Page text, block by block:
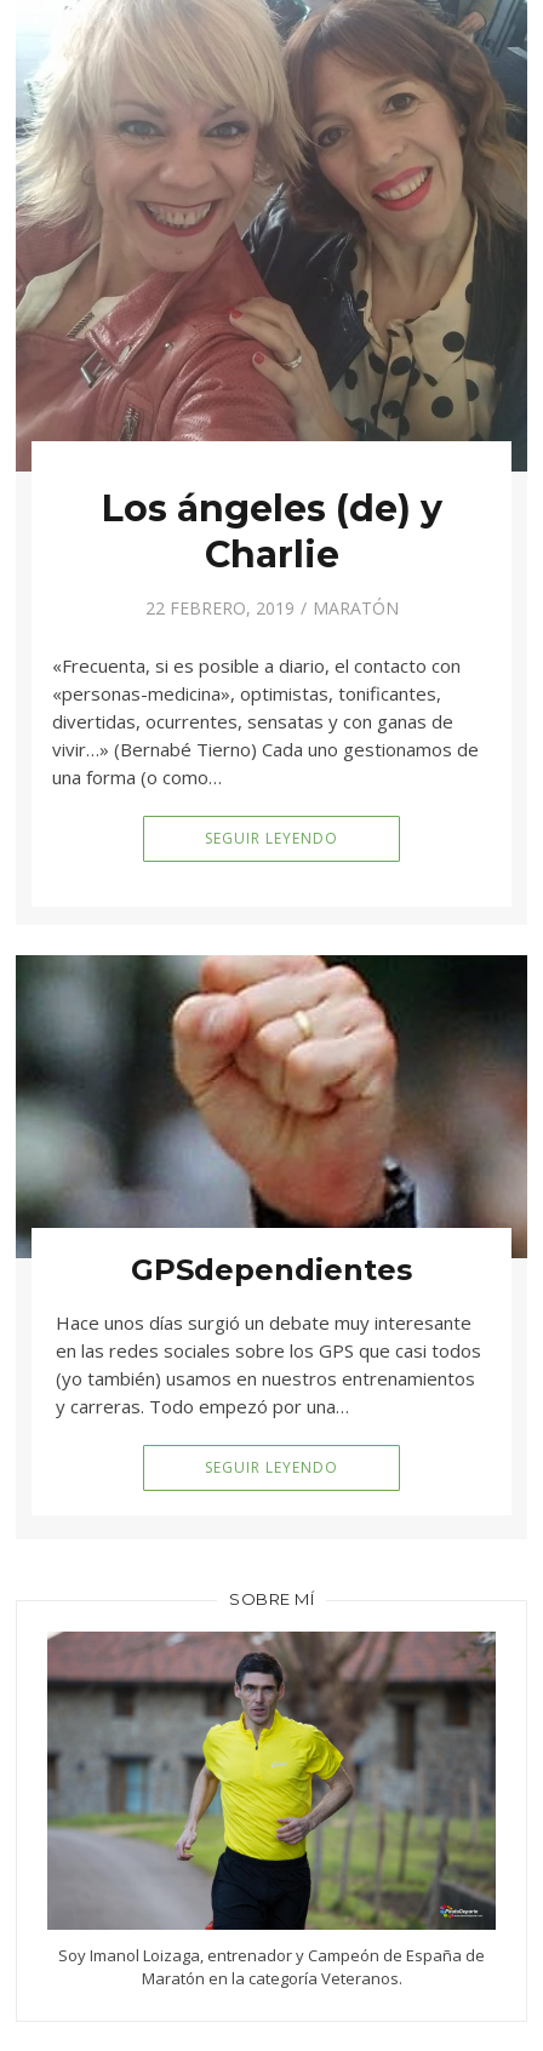
Los ángeles (de) y
Charlie
22 FEBRERO, 2019 MARATÓN
«Frecuenta, si es posible a diario, el contacto con
«personas-medicina», optimistas, tonificantes,
divertidas, ocurrentes, sensatas y con ganas de
vivir…» (Bernabé Tierno) Cada uno gestionamos de
una forma (o como…
SEGUIR LEYENDO
GPSdependientes
Hace unos días surgió un debate muy interesante
en las redes sociales sobre los GPS que casi todos
(yo también) usamos en nuestros entrenamientos
y carreras. Todo empezó por una…
SEGUIR LEYENDO
SOBRE MÍ
Soy Imanol Loizaga, entrenador y Campeón de España de
Maratón en la categoría Veteranos.